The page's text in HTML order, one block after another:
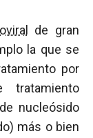
de gran
la que se
por
nucleósido
más o bien